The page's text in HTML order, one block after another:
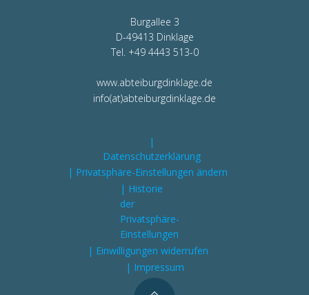
Burgallee 3
D-49413 Dinklage
Tel. +49 4443 513-0
www.abteiburgdinklage.de
info(at)abteiburgdinklage.de
|
Datenschutzerklärung
| Privatsphäre-Einstellungen ändern
| Historie
der
Privatsphäre-
Einstellungen
| Einwilligungen widerrufen
| Impressum